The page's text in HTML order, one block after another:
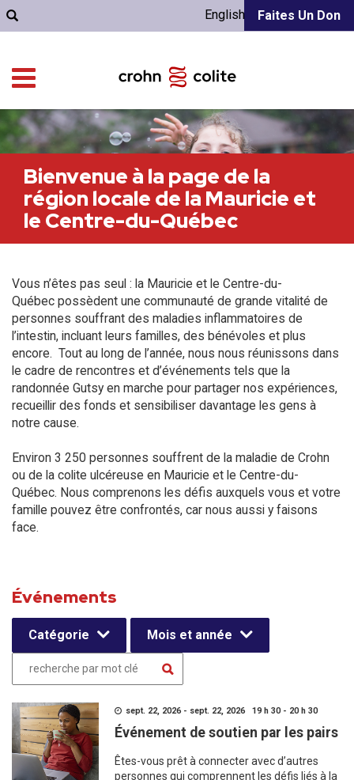
Faites Un Don
English
Bienvenue à la page de la
région locale de la Mauricie et
le Centre-du-Québec
Vous n’êtes pas seul : la Mauricie et le Centre-du-
Québec possèdent une communauté de grande vitalité de
personnes souffrant des maladies inflammatoires de
l’intestin, incluant leurs familles, des bénévoles et plus
encore. Tout au long de l’année, nous nous réunissons dans
le cadre de rencontres et d’événements tels que la
randonnée Gutsy en marche pour partager nos expériences,
recueillir des fonds et sensibiliser davantage les gens à
notre cause.
Environ 3 250 personnes souffrent de la maladie de Crohn
ou de la colite ulcéreuse en Mauricie et le Centre-du-
Québec. Nous comprenons les défis auxquels vous et votre
famille pouvez être confrontés, car nous aussi y faisons
face.
Événements
Catégorie Mois et année
sept. 22, 2026 - sept. 22, 2026 19 h 30 - 20 h 30
Événement de soutien par les pairs
Êtes-vous prêt à connecter avec d’autres
personnes qui comprennent les défis liés à la